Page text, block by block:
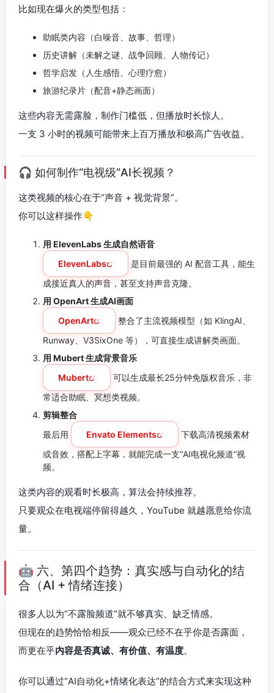
比如现在爆火的类型包括：
助眠类内容（白噪音、故事、哲理）
历史讲解（未解之谜、战争回顾、人物传记）
哲学启发（人生感悟、心理疗愈）
旅游纪录片（配音+静态画面）
这些内容无需露脸，制作门槛低，但播放时长惊人。
一支 3 小时的视频可能带来上百万播放和极高广告收益。
🎧 如何制作“电视级”AI长视频？
这类视频的核心在于“声音 + 视觉背景”。
你可以这样操作👇
用 ElevenLabs 生成自然语音
ElevenLabs
是目前最强的 AI 配音工具，能生
成接近真人的声音，甚至支持声音克隆。
用 OpenArt 生成AI画面
OpenArt
整合了主流视频模型（如 KlingAI、
Runway、V3SixOne 等），可直接生成讲解类画面。
用 Mubert 生成背景音乐
Mubert
可以生成最长25分钟免版权音乐，非
常适合助眠、冥想类视频。
剪辑整合
最后用
Envato Elements
下载高清视频素材
或音效，搭配上字幕，就能完成一支“AI电视化频道”视
频。
这类内容的观看时长极高，算法会持续推荐。
只要观众在电视端停留得越久，YouTube 就越愿意给你流
量。
🤖 六、第四个趋势：真实感与自动化的结
合（AI + 情绪连接）
很多人以为“不露脸频道”就不够真实、缺乏情感。
但现在的趋势恰恰相反——观众已经不在乎你是否露面，
而更在乎内容是否真诚、有价值、有温度。
你可以通过“AI自动化+情绪化表达”的结合方式来实现这种